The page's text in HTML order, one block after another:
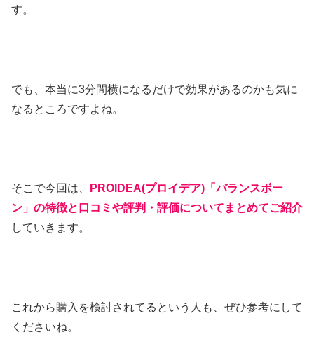
す。
でも、本当に3分間横になるだけで効果があるのかも気に
なるところですよね。
そこで今回は、
PROIDEA(プロイデア)「バランスボー
ン」の特徴と口コミや評判・評価についてまとめてご紹介
していきます。
これから購入を検討されてるという人も、ぜひ参考にして
くださいね。